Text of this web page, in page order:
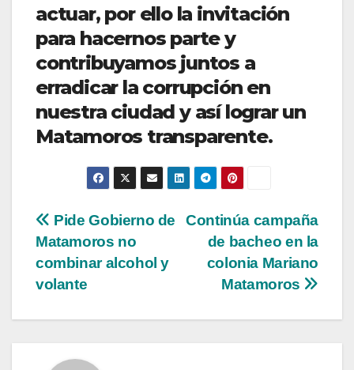
actuar, por ello la invitación
para hacernos parte y
contribuyamos juntos a
erradicar la corrupción en
nuestra ciudad y así lograr un
Matamoros transparente.
Navegación
de
entradas
Continúa campaña
de bacheo en la
colonia Mariano
Matamoros
Pide Gobierno de
Matamoros no
combinar alcohol y
volante